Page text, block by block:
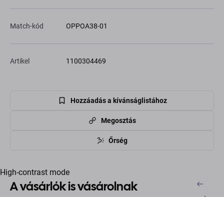
Match-kód OPPOA38-01
Artikel 1100304469
Hozzáadás a kívánságlistához
Megosztás
Őrség
High-contrast mode
A vásárlók is vásárolnak